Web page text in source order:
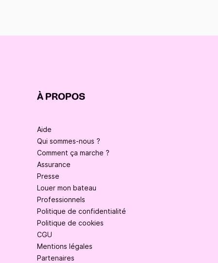
À PROPOS
Aide
Qui sommes-nous ?
Comment ça marche ?
Assurance
Presse
Louer mon bateau
Professionnels
Politique de confidentialité
Politique de cookies
CGU
Mentions légales
Partenaires